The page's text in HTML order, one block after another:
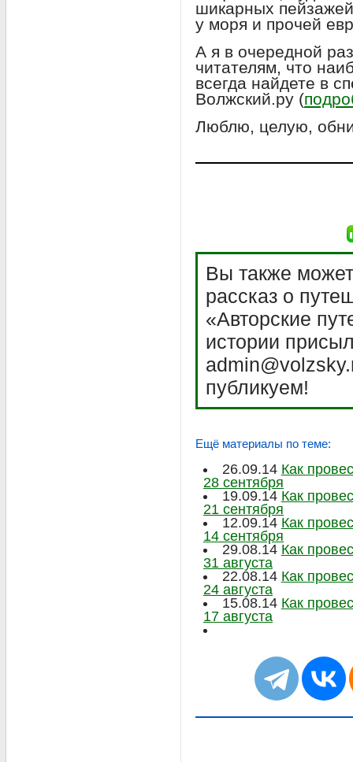
шикарных
у моря и прочей
А я в очередной
читателям, что
всегда найдете в
Волжский.ру (
Люблю, целую,
Вы также
рассказ о
«Авторские
истории
публикуем!
Ещё материалы по теме:
26.09.14 Как
28 сентября
19.09.14 Как
21 сентября
12.09.14 Как
14 сентября
29.08.14 Как
31 августа
22.08.14 Как
24 августа
15.08.14 Как
17 августа